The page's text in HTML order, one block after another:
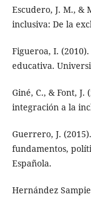
Escudero, J. M., &
inclusiva: De la
Figueroa, I.
educativa.
Giné, C., & Font,
integración a la
Guerrero, J.
fundamentos,
Española.
Hernández